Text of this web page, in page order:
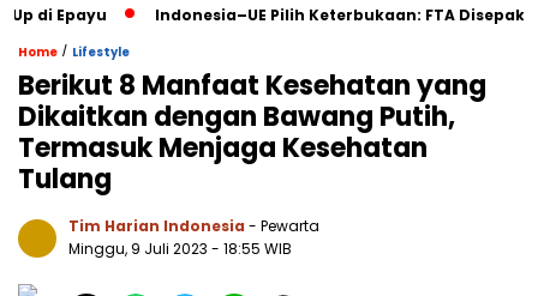
Epayu Indonesia–UE Pilih Keterbukaan: FTA Disepakati
Home / Lifestyle
Berikut 8 Manfaat Kesehatan yang
Dikaitkan dengan Bawang Putih,
Termasuk Menjaga Kesehatan
Tulang
Tim Harian Indonesia - Pewarta
Minggu, 9 Juli 2023 - 18:55 WIB